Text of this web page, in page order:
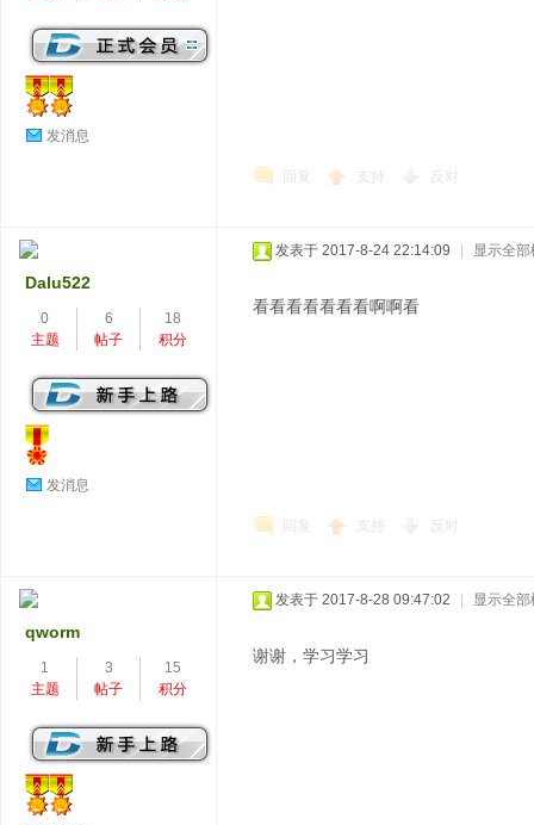
发消息
回复 支持 反对
Dalu522
0
主题
6
帖子
18
积分
发消息
发表于 2017-8-24 22:14:09 显示全部
看看看看看看看啊啊看
回复 支持 反对
qworm
1
主题
3
帖子
15
积分
发表于 2017-8-28 09:47:02 显示全部
谢谢，学习学习